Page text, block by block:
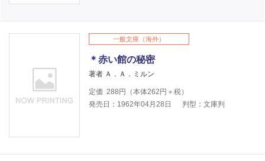
一般文庫（海外）
＊赤い館の秘密
著者 Ａ．Ａ．ミルン
定価 288 円（本体262 円＋税）
発売日：1962年04月28日
判型：文庫判